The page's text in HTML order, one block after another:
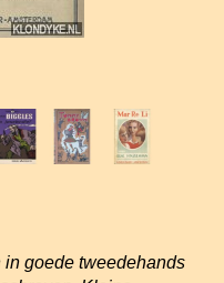
goede tweedehands